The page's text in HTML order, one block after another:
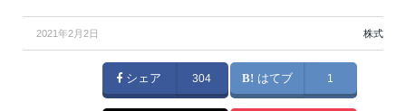
2021年2月2日 株式
シェア 304 はてブ 1